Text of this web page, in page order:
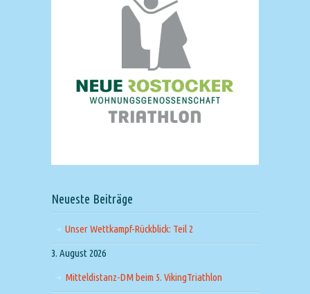
Neueste Beiträge
Unser Wettkampf-Rückblick: Teil 2
3. August 2026
Mitteldistanz-DM beim 5. VikingTriathlon